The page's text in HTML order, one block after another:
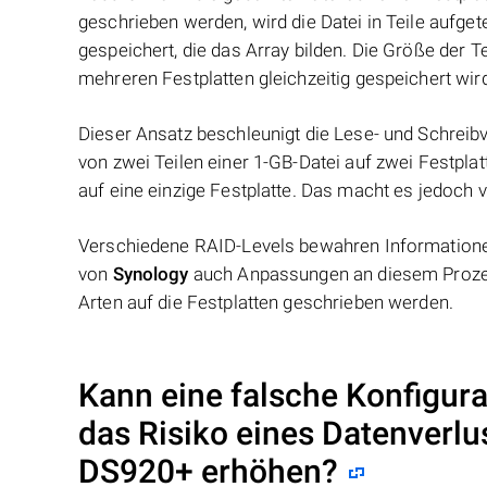
geschrieben werden, wird die Datei in Teile
gespeichert, die das Array bilden. Die Größe der
mehreren Festplatten gleichzeitig gespeichert
Dieser Ansatz beschleunigt die Lese- und
von zwei Teilen einer 1-GB-Datei auf zwei
auf eine einzige Festplatte. Das macht es jedoch
Verschiedene RAID-Levels bewahren
von Synology auch Anpassungen an diesem
Arten auf die Festplatten geschrieben werden.
Kann eine falsche
das Risiko eines
DS920+ erhöhen?